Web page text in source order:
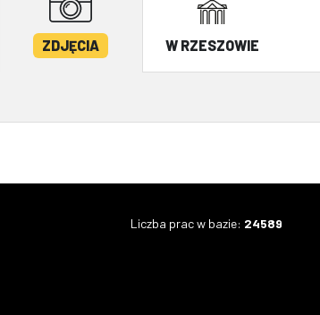
ZDJĘCIA W RZESZOWIE
Liczba prac w bazie: 24589